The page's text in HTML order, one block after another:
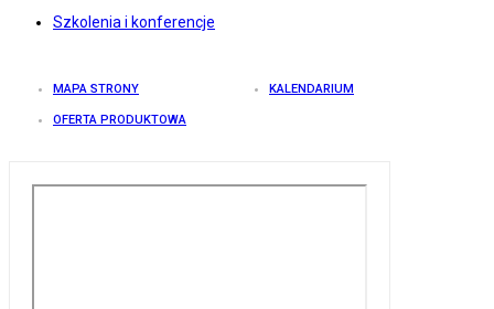
Szkolenia i konferencje
MAPA STRONY KALENDARIUM
OFERTA PRODUKTOWA